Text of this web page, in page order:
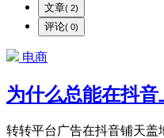
文章 ( 2)
评论 ( 0)
电商
为什么总能在抖
转转平台广告在抖音铺天盖